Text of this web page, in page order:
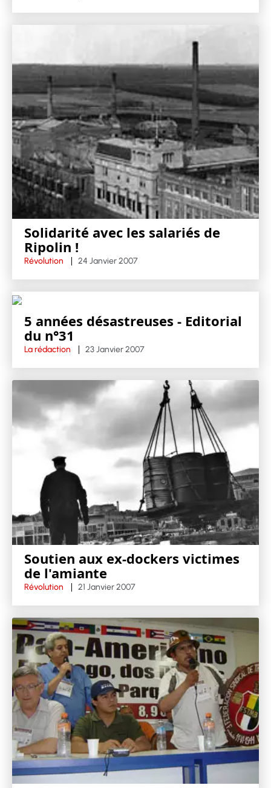
Solidarité avec les salariés de
Ripolin !
Révolution 24 Janvier 2007
5 années désastreuses - Editorial
du n°31
La rédaction 23 Janvier 2007
Soutien aux ex-dockers victimes
de l'amiante
Révolution 21 Janvier 2007